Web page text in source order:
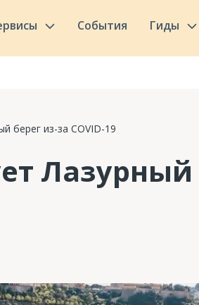
События Гиды
берег из-за COVID-19
Лазурный